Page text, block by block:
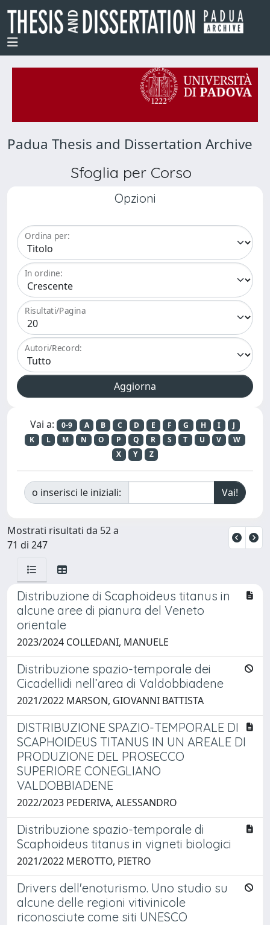
Padua Thesis and Dissertation Archive
Sfoglia per Corso
Opzioni
Ordina per:
In ordine:
Risultati/Pagina
Autori/Record:
Vai a: 0-9 A B C D E F G H I
J
K
L M N O P Q R S T U V
W
X
Y Z
o inserisci le iniziali:
Mostrati risultati da 52 a
71 di 247
Distribuzione di Scaphoideus titanus in
alcune aree di pianura del Veneto
orientale
2023/2024 COLLEDANI, MANUELE
Distribuzione spazio-temporale dei
Cicadellidi nell’area di Valdobbiadene
2021/2022 MARSON, GIOVANNI BATTISTA
DISTRIBUZIONE SPAZIO-TEMPORALE DI
SCAPHOIDEUS TITANUS IN UN AREALE DI
PRODUZIONE DEL PROSECCO
SUPERIORE CONEGLIANO
VALDOBBIADENE
2022/2023 PEDERIVA, ALESSANDRO
Distribuzione spazio-temporale di
Scaphoideus titanus in vigneti biologici
2021/2022 MEROTTO, PIETRO
Drivers dell'enoturismo. Uno studio su
alcune delle regioni vitivinicole
riconosciute come siti UNESCO